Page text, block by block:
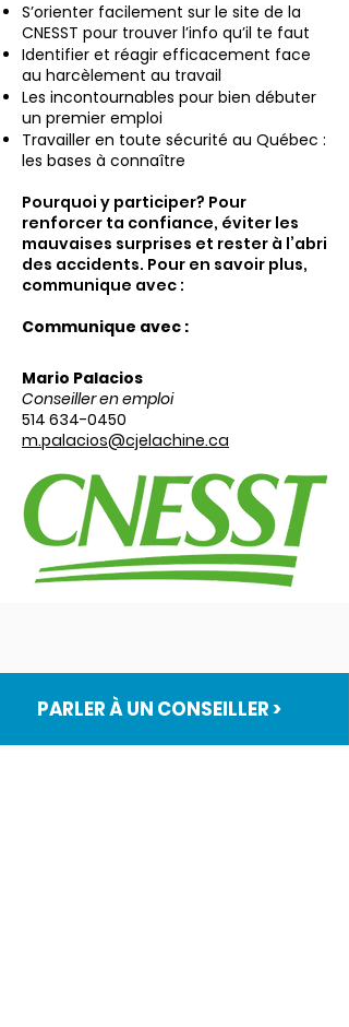
S’orienter facilement sur le site de la
CNESST pour trouver l’info qu’il te faut
Identifier et réagir efficacement face
au harcèlement au travail
Les incontournables pour bien débuter
un premier emploi
Travailler en toute sécurité au Québec :
les bases à connaître
Pourquoi y participer? Pour
renforcer ta confiance, éviter les
mauvaises surprises et rester à l’abri
des accidents. Pour en savoir plus,
communique avec :
Communique avec :
Mario Palacios
Conseiller en emploi
514 634-0450
m.palacios@cjelachine.ca
PARLER À UN CONSEILLER >